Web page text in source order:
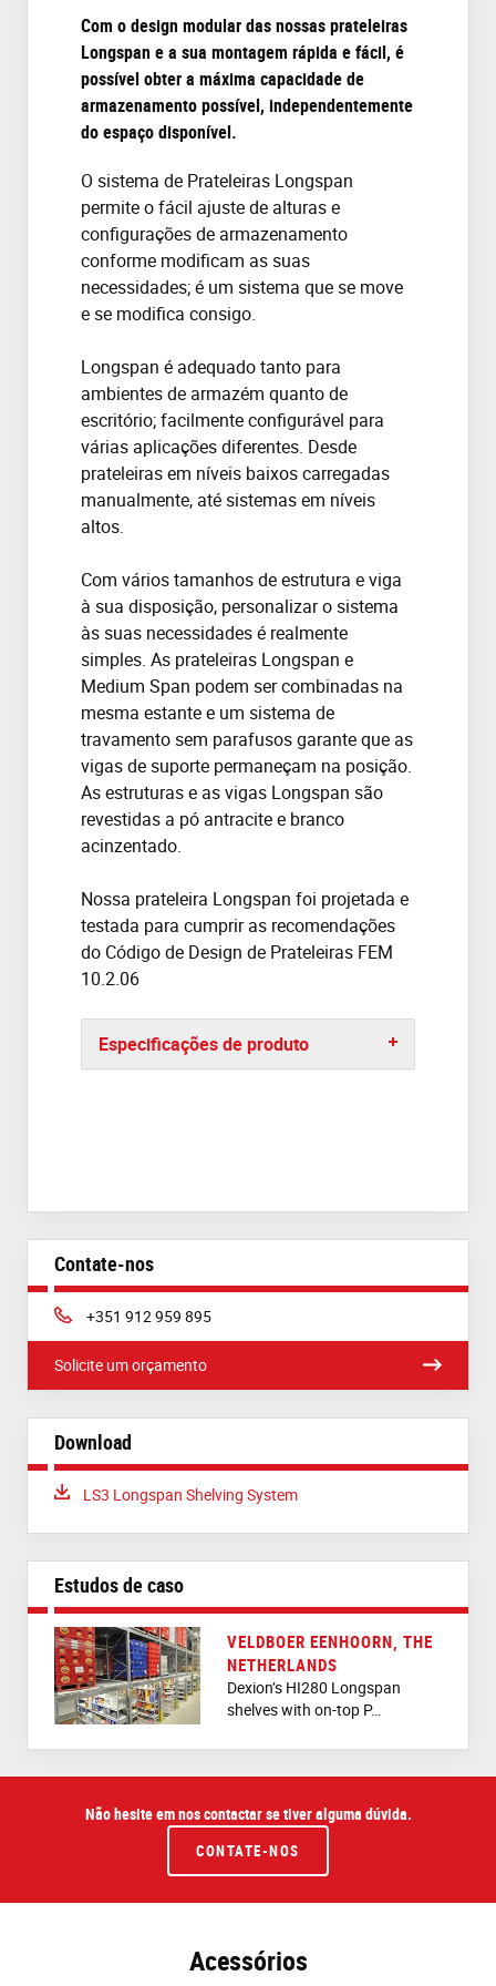
Com o design modular das nossas prateleiras
Longspan e a sua montagem rápida e fácil, é
possível obter a máxima capacidade de
armazenamento possível, independentemente
do espaço disponível.
O sistema de Prateleiras Longspan
permite o fácil ajuste de alturas e
configurações de armazenamento
conforme modificam as suas
necessidades; é um sistema que se move
e se modifica consigo.
Longspan é adequado tanto para
ambientes de armazém quanto de
escritório; facilmente configurável para
várias aplicações diferentes. Desde
prateleiras em níveis baixos carregadas
manualmente, até sistemas em níveis
altos.
Com vários tamanhos de estrutura e viga
à sua disposição, personalizar o sistema
às suas necessidades é realmente
simples. As prateleiras Longspan e
Medium Span podem ser combinadas na
mesma estante e um sistema de
travamento sem parafusos garante que as
vigas de suporte permaneçam na posição.
As estruturas e as vigas Longspan são
revestidas a pó antracite e branco
acinzentado.
Nossa prateleira Longspan foi projetada e
testada para cumprir as recomendações
do Código de Design de Prateleiras FEM
10.2.06
Especificações de produto
Contate-nos
Phone:
+351 912 959 895
Solicite um orçamento
Download
Download:
LS3 Longspan Shelving System
Estudos de caso
VELDBOER EENHOORN, THE
NETHERLANDS
Dexion’s HI280 Longspan
shelves with on-top P…
Não hesite em nos contactar se tiver alguma dúvida.
CONTATE-NOS
Acessórios